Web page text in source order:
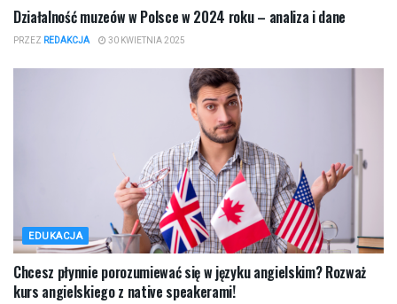
Działalność muzeów w Polsce w 2024 roku – analiza i dane
PRZEZ REDAKCJA 30 KWIETNIA 2025
EDUKACJA
Chcesz płynnie porozumiewać się w języku angielskim? Rozważ
kurs angielskiego z native speakerami!